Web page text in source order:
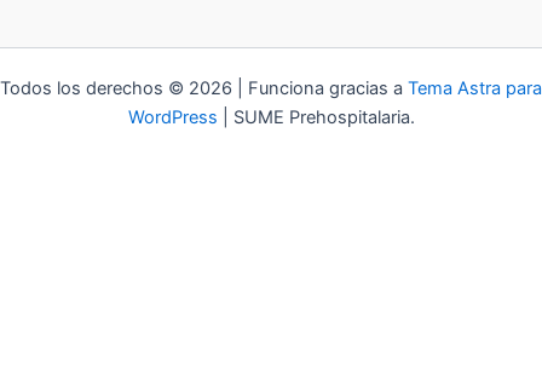
Todos los derechos © 2026 | Funciona gracias a Tema Astra para
WordPress | SUME Prehospitalaria.